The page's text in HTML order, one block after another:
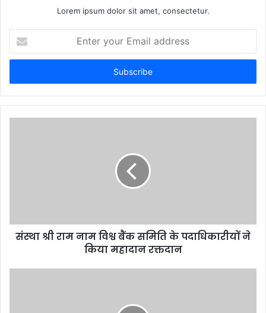
Lorem ipsum dolor sit amet, consectetur.
your
Email
संस्था श्री राम नाम विश्व बैंक समिति के पदाधिकारीयों ने
किया महादान रक्तदान